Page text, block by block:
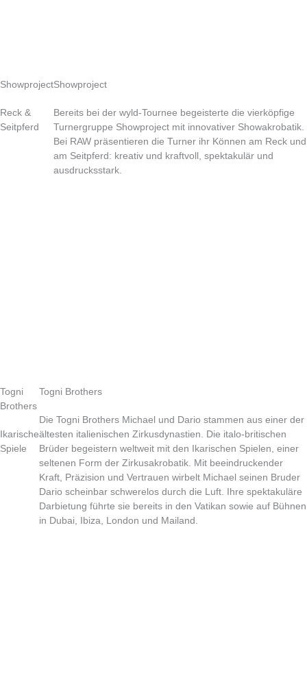
Showproject
Reck &
Seitpferd
Showproject
Bereits bei der wyld-Tournee begeisterte die vierköpfige
Turnergruppe Showproject mit innovativer Showakrobatik.
Bei RAW präsentieren die Turner ihr Können am Reck und
am Seitpferd: kreativ und kraftvoll, spektakulär und
ausdrucksstark.
Togni
Brothers
Ikarische
Spiele
Togni Brothers
Die Togni Brothers Michael und Dario stammen aus einer der
ältesten italienischen Zirkusdynastien. Die italo-britischen
Brüder begeistern weltweit mit den Ikarischen Spielen, einer
seltenen Form der Zirkusakrobatik. Mit beeindruckender
Kraft, Präzision und Vertrauen wirbelt Michael seinen Bruder
Dario scheinbar schwerelos durch die Luft. Ihre spektakuläre
Darbietung führte sie bereits in den Vatikan sowie auf Bühnen
in Dubai, Ibiza, London und Mailand.